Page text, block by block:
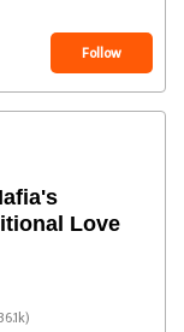
Follow
Love